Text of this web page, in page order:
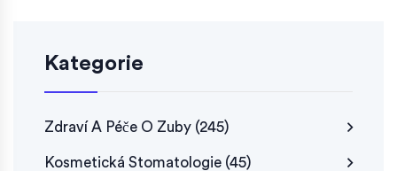
Kategorie
Zdraví A Péče O Zuby (245)
Kosmetická Stomatologie (45)